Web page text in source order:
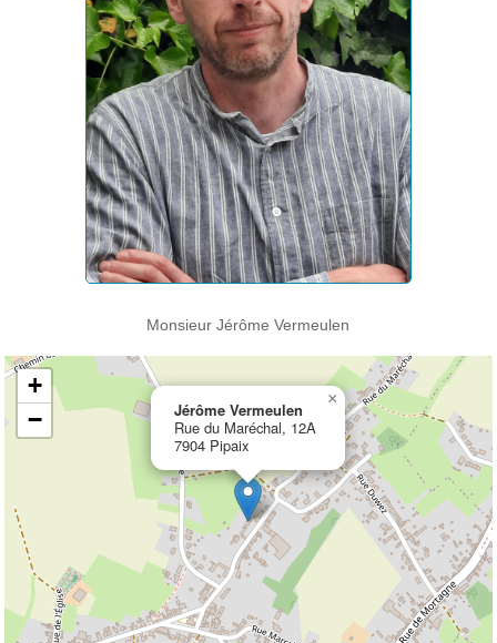
Monsieur Jérôme Vermeulen
Jérôme Vermeulen
Rue du Maréchal, 12A
7904 Pipaix
×
+
−